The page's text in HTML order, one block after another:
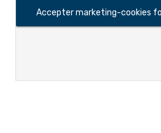
Accepter marketing-cookies